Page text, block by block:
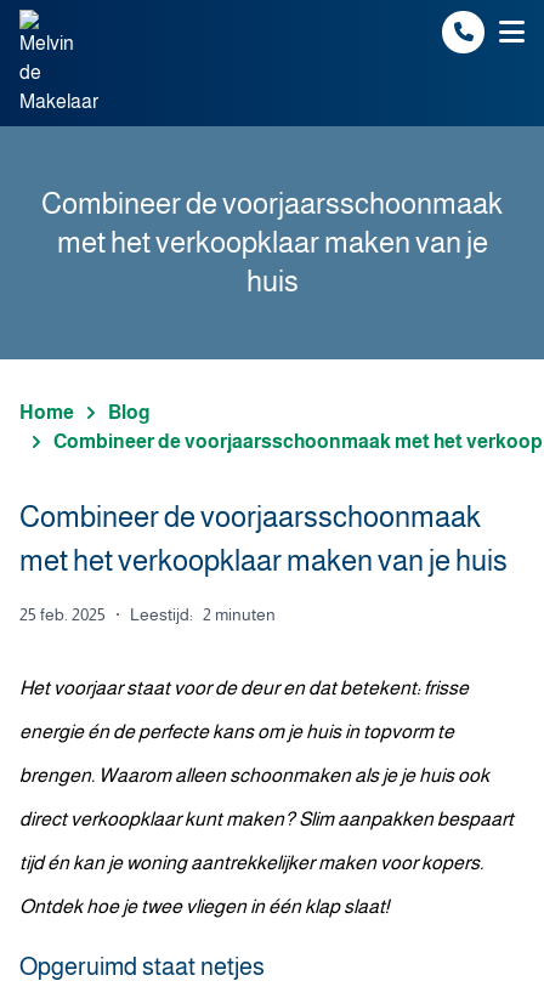
Spring naar inhoud
Combineer de voorjaarsschoonmaak
met het verkoopklaar maken van je
huis
Home
Blog
Combineer de voorjaarsschoonmaak met het
Combineer de voorjaarsschoonmaak
met het verkoopklaar maken van je huis
25 feb. 2025 · Leestijd: 2 minuten
Het voorjaar staat voor de deur en dat betekent: frisse
energie én de perfecte kans om je huis in topvorm te
brengen. Waarom alleen schoonmaken als je je huis ook
direct verkoopklaar kunt maken? Slim aanpakken bespaart
tijd én kan je woning aantrekkelijker maken voor kopers.
Ontdek hoe je twee vliegen in één klap slaat!
Opgeruimd staat netjes